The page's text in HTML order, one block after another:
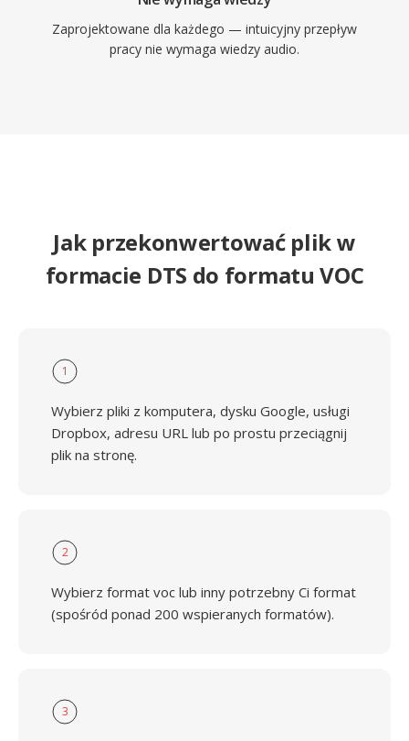
Zaprojektowane dla każdego — intuicyjny przepływ
pracy nie wymaga wiedzy audio.
Jak przekonwertować plik w
formacie DTS do formatu VOC
1
Wybierz pliki z komputera, dysku Google, usługi
Dropbox, adresu URL lub po prostu przeciągnij
plik na stronę.
2
Wybierz format voc lub inny potrzebny Ci format
(spośród ponad 200 wspieranych formatów).
3